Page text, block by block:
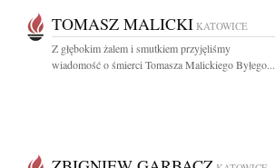
TOMASZ MALICKI KATOWICE
Z głębokim żalem i smutkiem przyjęliśmy
wiadomość o śmierci Tomasza Malickiego Byłego...